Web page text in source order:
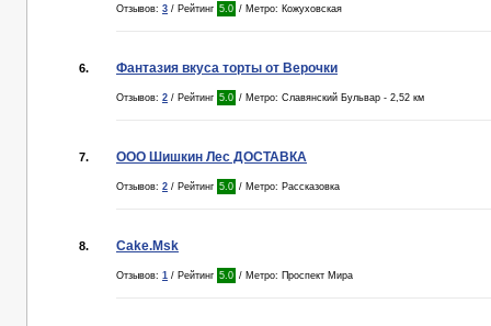
Отзывов: 3 / Рейтинг 5.0 / Метро: Кожуховская
6. Фантазия вкуса торты от Верочки
Отзывов: 2 / Рейтинг 5.0 / Метро: Славянский Бульвар - 2,52 км
7. ООО Шишкин Лес ДОСТАВКА
Отзывов: 2 / Рейтинг 5.0 / Метро: Рассказовка
8. Cake.Msk
Отзывов: 1 / Рейтинг 5.0 / Метро: Проспект Мира